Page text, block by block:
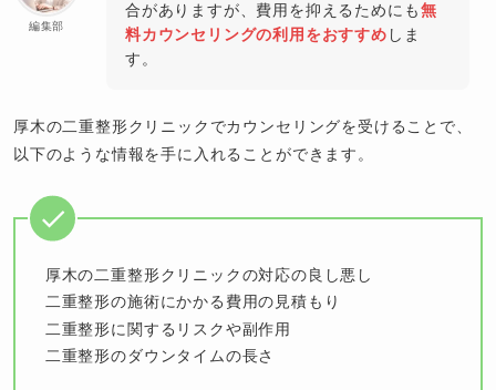
編集部
合がありますが、費用を抑えるためにも無
料カウンセリングの利用をおすすめ しま
す。
厚木の二重整形クリニックでカウンセリングを受けることで、
以下のような情報を手に入れることができます。
厚木の二重整形クリニックの対応の良し悪し
二重整形の施術にかかる費用の見積もり
二重整形に関するリスクや副作用
二重整形のダウンタイムの長さ